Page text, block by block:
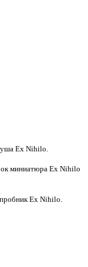
Ex Nihilo.
миниатюра Ex Nihilo
Ex Nihilo.